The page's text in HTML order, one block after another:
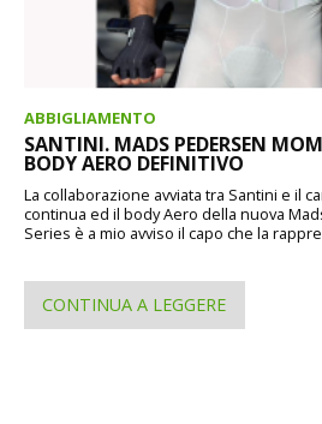
ABBIGLIAMENTO
SANTINI. MADS PEDERSEN
BODY AERO DEFINITIVO
La collaborazione avviata tra Santini e il
continua ed il body Aero della nuova
Series è a mio avviso il capo che la
CONTINUA A LEGGERE